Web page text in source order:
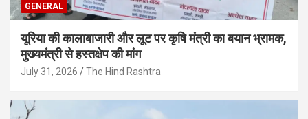
GENERAL
यूरिया की कालाबाजारी और लूट पर कृषि मंत्री का बयान भ्रामक,
मुख्यमंत्री से हस्तक्षेप की मांग
July 31, 2026 The Hind Rashtra